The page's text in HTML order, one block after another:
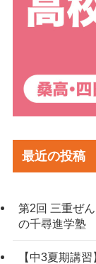
最近の投稿
第2回 三重ぜ
の千尋進学塾
【中3夏期講